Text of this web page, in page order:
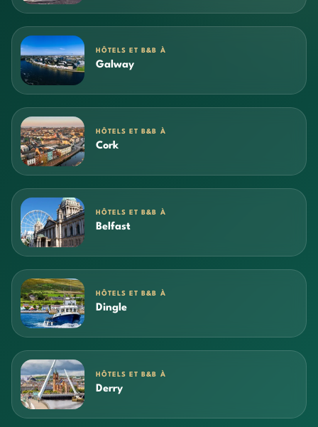
HÔTELS ET B&B À
Galway
HÔTELS ET B&B À
Cork
HÔTELS ET B&B À
Belfast
HÔTELS ET B&B À
Dingle
HÔTELS ET B&B À
Derry